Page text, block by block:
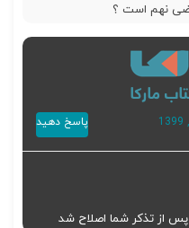
نهم است ؟
پاسخ دهید
از تذکر شما اصلاح شد